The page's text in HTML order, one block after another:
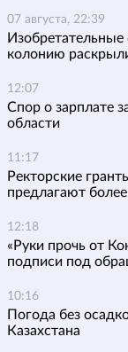
07 августа, 22:39
колонию
12:07
Спор о зарплате
области
11:17
Ректорские
предлагают
12:18
«Руки прочь от
подписи под
10:16
Погода без
Казахстана